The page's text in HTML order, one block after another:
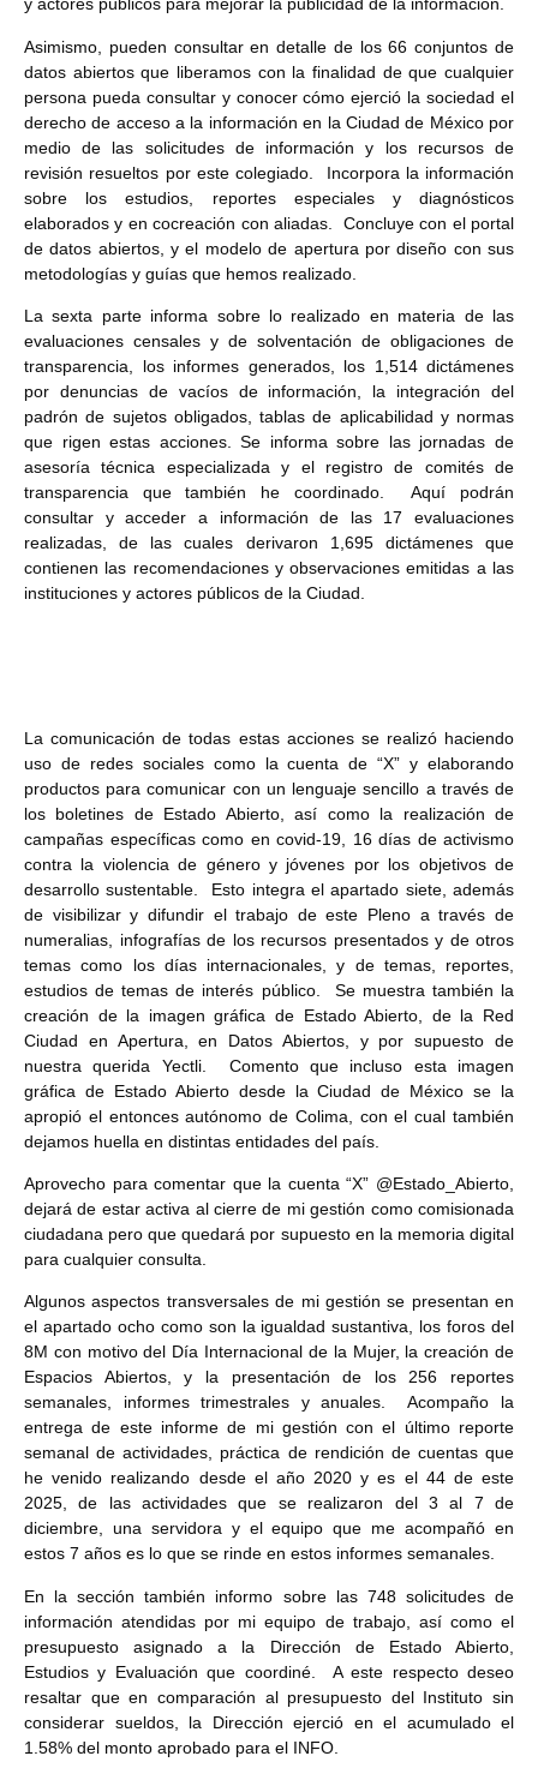
Asimismo, pueden consultar en detalle de los 66 conjuntos de
datos abiertos que liberamos con la finalidad de que cualquier
persona pueda consultar y conocer cómo ejerció la sociedad el
derecho de acceso a la información en la Ciudad de México por
medio de las solicitudes de información y los recursos de
revisión resueltos por este colegiado. Incorpora la información
sobre los estudios, reportes especiales y diagnósticos
elaborados y en cocreación con aliadas. Concluye con el portal
de datos abiertos, y el modelo de apertura por diseño con sus
metodologías y guías que hemos realizado.
La sexta parte informa sobre lo realizado en materia de las
evaluaciones censales y de solventación de obligaciones de
transparencia, los informes generados, los 1,514 dictámenes
por denuncias de vacíos de información, la integración del
padrón de sujetos obligados, tablas de aplicabilidad y normas
que rigen estas acciones. Se informa sobre las jornadas de
asesoría técnica especializada y el registro de comités de
transparencia que también he coordinado. Aquí podrán
consultar y acceder a información de las 17 evaluaciones
realizadas, de las cuales derivaron 1,695 dictámenes que
contienen las recomendaciones y observaciones emitidas a las
instituciones y actores públicos de la Ciudad.
La comunicación de todas estas acciones se realizó haciendo
uso de redes sociales como la cuenta de “X” y elaborando
productos para comunicar con un lenguaje sencillo a través de
los boletines de Estado Abierto, así como la realización de
campañas específicas como en covid-19, 16 días de activismo
contra la violencia de género y jóvenes por los objetivos de
desarrollo sustentable. Esto integra el apartado siete, además
de visibilizar y difundir el trabajo de este Pleno a través de
numeralias, infografías de los recursos presentados y de otros
temas como los días internacionales, y de temas, reportes,
estudios de temas de interés público. Se muestra también la
creación de la imagen gráfica de Estado Abierto, de la Red
Ciudad en Apertura, en Datos Abiertos, y por supuesto de
nuestra querida Yectli. Comento que incluso esta imagen
gráfica de Estado Abierto desde la Ciudad de México se la
apropió el entonces autónomo de Colima, con el cual también
dejamos huella en distintas entidades del país.
Aprovecho para comentar que la cuenta “X” @Estado_Abierto,
dejará de estar activa al cierre de mi gestión como comisionada
ciudadana pero que quedará por supuesto en la memoria digital
para cualquier consulta.
Algunos aspectos transversales de mi gestión se presentan en
el apartado ocho como son la igualdad sustantiva, los foros del
8M con motivo del Día Internacional de la Mujer, la creación de
Espacios Abiertos, y la presentación de los 256 reportes
semanales, informes trimestrales y anuales. Acompaño la
entrega de este informe de mi gestión con el último reporte
semanal de actividades, práctica de rendición de cuentas que
he venido realizando desde el año 2020 y es el 44 de este
2025, de las actividades que se realizaron del 3 al 7 de
diciembre, una servidora y el equipo que me acompañó en
estos 7 años es lo que se rinde en estos informes semanales.
En la sección también informo sobre las 748 solicitudes de
información atendidas por mi equipo de trabajo, así como el
presupuesto asignado a la Dirección de Estado Abierto,
Estudios y Evaluación que coordiné. A este respecto deseo
resaltar que en comparación al presupuesto del Instituto sin
considerar sueldos, la Dirección ejerció en el acumulado el
1.58% del monto aprobado para el INFO.